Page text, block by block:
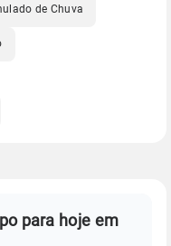
de Chuva
para hoje em